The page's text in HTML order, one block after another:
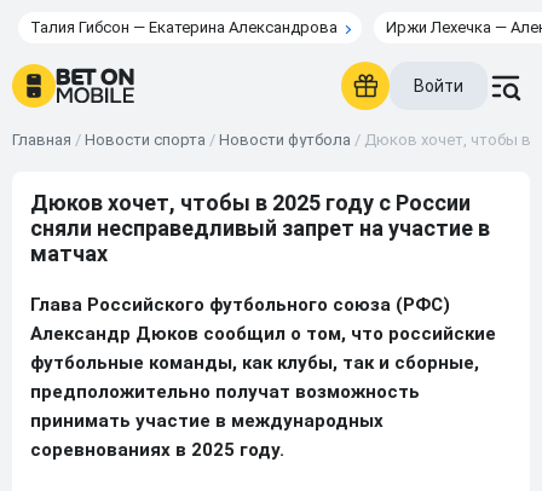
Талия Гибсон — Екатерина Александрова Иржи Лехечка —
Войти
Главная / Новости спорта / Новости футбола / Дюков хочет, чтобы в
Дюков хочет, чтобы в 2025 году с России
сняли несправедливый запрет на участие в
матчах
Глава Российского футбольного союза (РФС)
Александр Дюков сообщил о том, что российские
футбольные команды, как клубы, так и сборные,
предположительно получат возможность
принимать участие в международных
соревнованиях в 2025 году.